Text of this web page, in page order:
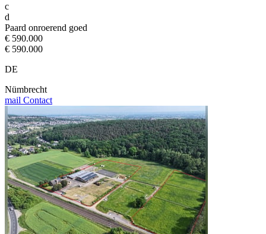
c
d
Paard onroerend goed
€ 590.000
€ 590.000
DE
Nümbrecht
mail Contact